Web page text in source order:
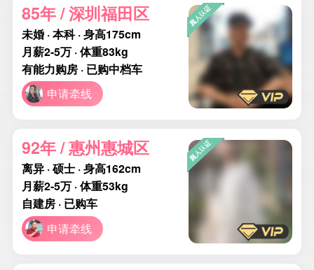
85年 / 深圳福田区
未婚 · 本科 · 身高175cm
月薪2-5万 · 体重83kg
有能力购房 · 已购中档车
申请牵线
92年 / 惠州惠城区
离异 · 硕士 · 身高162cm
月薪2-5万 · 体重53kg
自建房 · 已购车
申请牵线